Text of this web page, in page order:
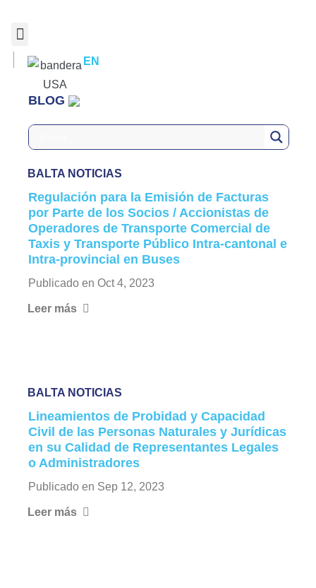
EN
BLOG
BALTA NOTICIAS
Regulación para la Emisión de Facturas
por Parte de los Socios / Accionistas de
Operadores de Transporte Comercial de
Taxis y Transporte Público Intra-cantonal e
Intra-provincial en Buses
Publicado en Oct 4, 2023
Leer más
BALTA NOTICIAS
Lineamientos de Probidad y Capacidad
Civil de las Personas Naturales y Jurídicas
en su Calidad de Representantes Legales
o Administradores
Publicado en Sep 12, 2023
Leer más